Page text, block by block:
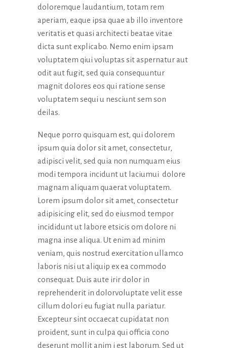
doloremque laudantium, totam rem
aperiam, eaque ipsa quae ab illo inventore
veritatis et quasi architecti beatae vitae
dicta sunt explicabo. Nemo enim ipsam
voluptatem qiui voluptas sit aspernatur aut
odit aut fugit, sed quia consequuntur
magnit dolores eos qui ratione sense
voluptatem sequi u nesciunt sem son
deilas.
Neque porro quisquam est, qui dolorem
ipsum quia dolor sit amet, consectetur,
adipisci velit, sed quia non numquam eius
modi tempora incidunt ut laciumui dolore
magnam aliquam quaerat voluptatem.
Lorem ipsum dolor sit amet, consectetur
adipisicing elit, sed do eiusmod tempor
incididunt ut labore etsicis om dolore ni
magna inse aliqua. Ut enim ad minim
veniam, quis nostrud exercitation ullamco
laboris nisi ut aliquip ex ea commodo
consequat. Duis aute irir dolor in
reprehenderit in dolorvoluptate velit esse
cillum dolori eu fugiat nulla pariatur.
Excepteur sint occaecat cupidatat non
proident, sunt in culpa qui officia cono
deserunt mollit anim i est laborum. Sed ut